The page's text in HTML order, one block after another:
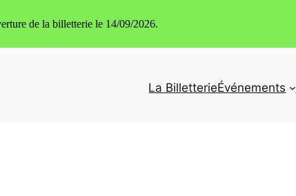
La BilletterieÉvénements
de la billetterie le 14/09/2026.